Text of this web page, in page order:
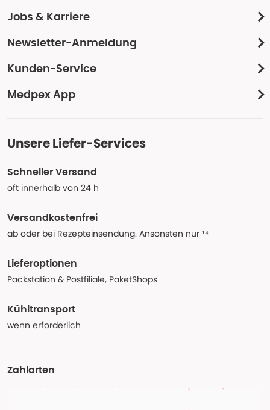
Jobs & Karriere
Newsletter-Anmeldung
Kunden-Service
Medpex App
Unsere Liefer-Services
Schneller Versand
oft innerhalb von 24 h
Versandkostenfrei
ab oder bei Rezepteinsendung. Ansonsten nur ¹⁴
Lieferoptionen
Packstation & Postfiliale, PaketShops
Kühltransport
wenn erforderlich
Zahlarten